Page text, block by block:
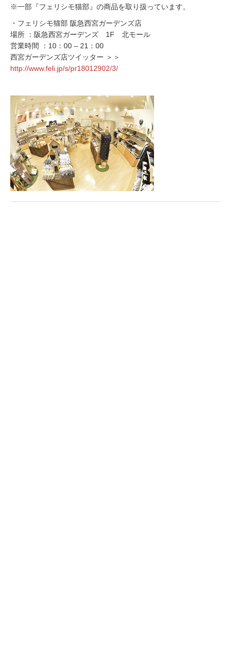
※一部『フェリシモ猫部』の商品を取り扱っています。
・フェリシモ猫部 阪急西宮ガーデンズ店
場所 ：阪急西宮ガーデンズ 1F 北モール
営業時間 ：10：00 – 21：00
西宮ガーデンズ店ツイッター ＞＞
http://www.feli.jp/s/pr18012902/3/